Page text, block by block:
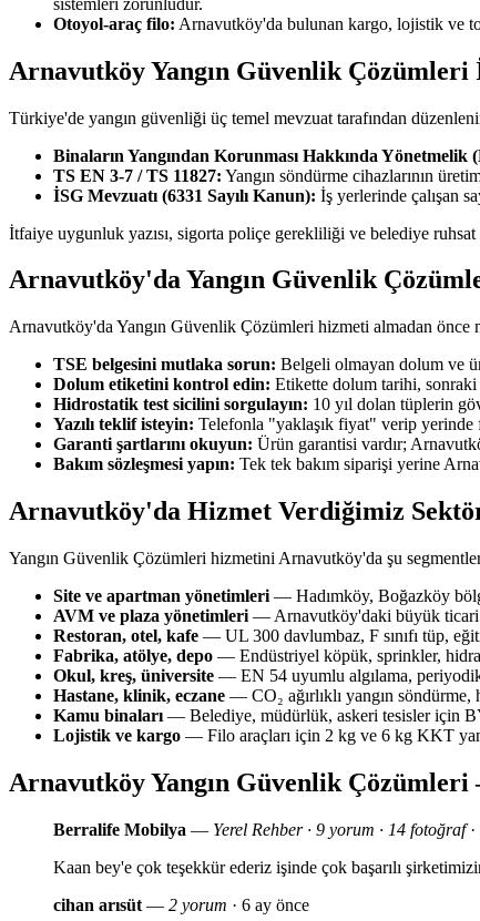
Otoyol-araç filo: Arnavutköy'da bulunan kargo, lojistik ve
Arnavutköy Yangın Güvenlik Çözümleri
Türkiye'de yangın güvenliği üç temel mevzuat tarafından
Binaların Yangından Korunması Hakkında Yönetmelik
TS EN 3-7 / TS 11827: Yangın söndürme cihazlarının
İSG Mevzuatı (6331 Sayılı Kanun): İş yerlerinde çalışan
İtfaiye uygunluk yazısı, sigorta poliçe gerekliliği ve belediye
Arnavutköy'da Yangın Güvenlik
Arnavutköy'da Yangın Güvenlik Çözümleri hizmeti almadan
TSE belgesini mutlaka sorun: Belgeli olmayan dolum ve
Dolum etiketini kontrol edin: Etikette dolum tarihi, sonraki
Hidrostatik test sicilini sorgulayın: 10 yıl dolan tüplerin
Yazılı teklif isteyin: Telefonla "yaklaşık fiyat" verip yerinde
Garanti şartlarını okuyun: Ürün garantisi vardır;
Bakım sözleşmesi yapın: Tek tek bakım siparişi yerine
Arnavutköy'da Hizmet Verdiğimiz
Yangın Güvenlik Çözümleri hizmetini Arnavutköy'da şu
Site ve apartman yönetimleri — Hadımköy, Boğazköy
AVM ve plaza yönetimleri — Arnavutköy'daki büyük ticari
Restoran, otel, kafe — UL 300 davlumbaz, F sınıfı tüp,
Fabrika, atölye, depo — Endüstriyel köpük, sprinkler,
Okul, kreş, üniversite — EN 54 uyumlu algılama,
Hastane, klinik, eczane — CO₂ ağırlıklı yangın söndürme,
Kamu binaları — Belediye, müdürlük, askeri tesisler için
Lojistik ve kargo — Filo araçları için 2 kg ve 6 kg KKT
Arnavutköy Yangın Güvenlik
Berralife Mobilya — Yerel Rehber · 9 yorum · 14 fotoğraf·
Kaan bey'e çok teşekkür ederiz işinde çok başarılı
cihan arısüt — 2 yorum · 6 ay önce